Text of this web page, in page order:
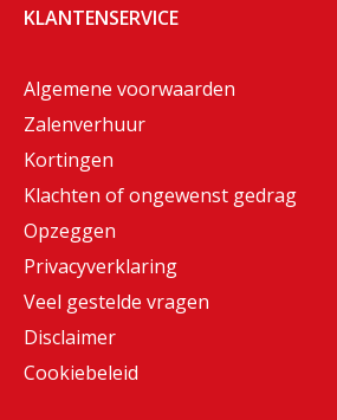
KLANTENSERVICE
Algemene voorwaarden
Zalenverhuur
Kortingen
Klachten of ongewenst gedrag
Opzeggen
Privacyverklaring
Veel gestelde vragen
Disclaimer
Cookiebeleid